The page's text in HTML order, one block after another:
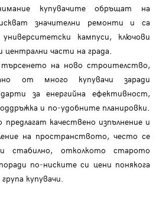
купувачите обръщат на
значителни ремонти и са
кампуси, ключови
части на града.
на ново строителство,
от много купувачи заради
за енергийна ефективност,
и по‑удобните планировки.
качествено изпълнение и
на пространството, често се
и стабилно, отколкото старото
по‑ниските си цени понякога
купувачи.